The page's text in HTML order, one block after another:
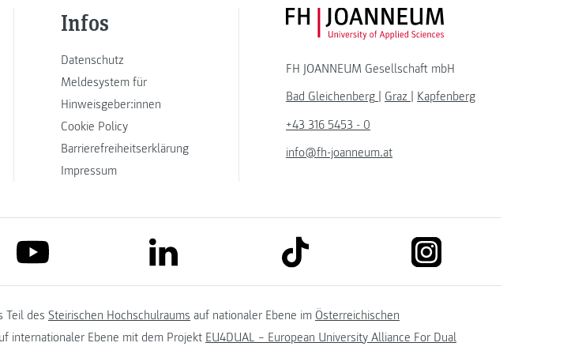
Infos
Datenschutz
Meldesystem für
Hinweisgeber:innen
Cookie Policy
Barrierefreiheitserklärung
Impressum
FH JOANNEUM Logo
FH JOANNEUM Gesellschaft mbH
Bad Gleichenberg
Graz
Kapfenberg
+43 316 5453 - 0
info@fh-joanneum.at
link to youtube link to linkedin link to tiktok link to instagram
Teil des Steirischen Hochschulraums auf nationaler Ebene im Österreichischen
internationaler Ebene mit dem Projekt EU4DUAL – European University Alliance For Dual